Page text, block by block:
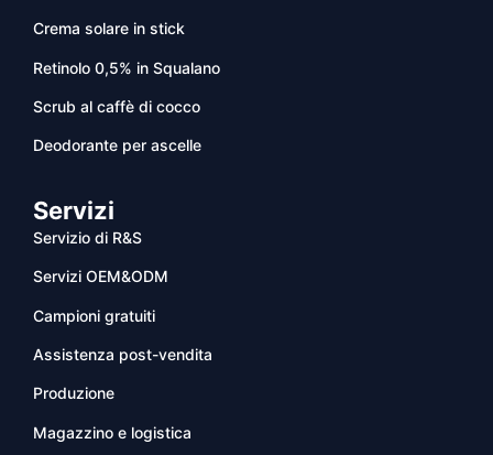
Crema solare in stick
Retinolo 0,5% in Squalano
Scrub al caffè di cocco
Deodorante per ascelle
Servizi
Servizio di R&S
Servizi OEM&ODM
Campioni gratuiti
Assistenza post-vendita
Produzione
Magazzino e logistica